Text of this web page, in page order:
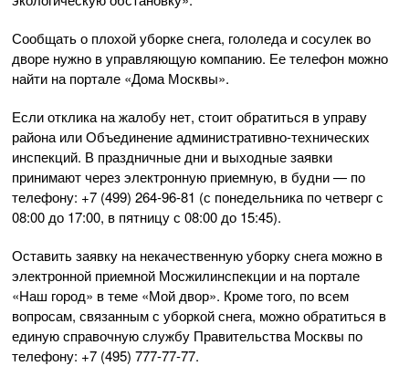
Сообщать о плохой уборке снега, гололеда и сосулек во
дворе нужно в управляющую компанию. Ее телефон можно
найти на портале «Дома Москвы».
Если отклика на жалобу нет, стоит обратиться в управу
района или Объединение административно-технических
инспекций. В праздничные дни и выходные заявки
принимают через электронную приемную, в будни — по
телефону: +7 (499) 264-96-81 (с понедельника по четверг с
08:00 до 17:00, в пятницу с 08:00 до 15:45).
Оставить заявку на некачественную уборку снега можно в
электронной приемной Мосжилинспекции и на портале
«Наш город» в теме «Мой двор». Кроме того, по всем
вопросам, связанным с уборкой снега, можно обратиться в
единую справочную службу Правительства Москвы по
телефону: +7 (495) 777-77-77.